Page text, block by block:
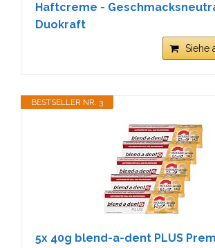
Haftcreme -
Duokraft
Siehe
BESTSELLER NR. 3
5x 40g blend-a-dent PLUS